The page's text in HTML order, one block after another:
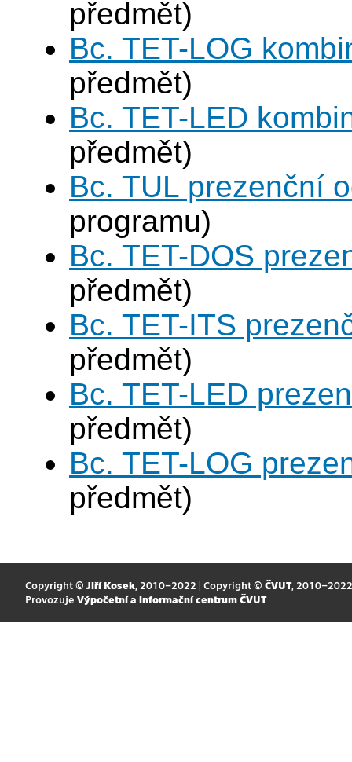
předmět)
Bc. TET-LOG
předmět)
Bc. TET-LED
předmět)
Bc. TUL prezenční
programu)
Bc. TET-DOS
předmět)
Bc. TET-ITS
předmět)
Bc. TET-LED
předmět)
Bc. TET-LOG
předmět)
Copyright © Jiří Kosek, 2010–2022 | Copyright © ČVUT, 2010–2022
Provozuje Výpočetní a informační centrum ČVUT